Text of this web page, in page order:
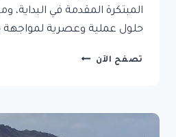
المبتكرة المقدمة في البداية،
حلول عملية وعصرية لمواجهة
تصفح الآن مظلات
التصميم